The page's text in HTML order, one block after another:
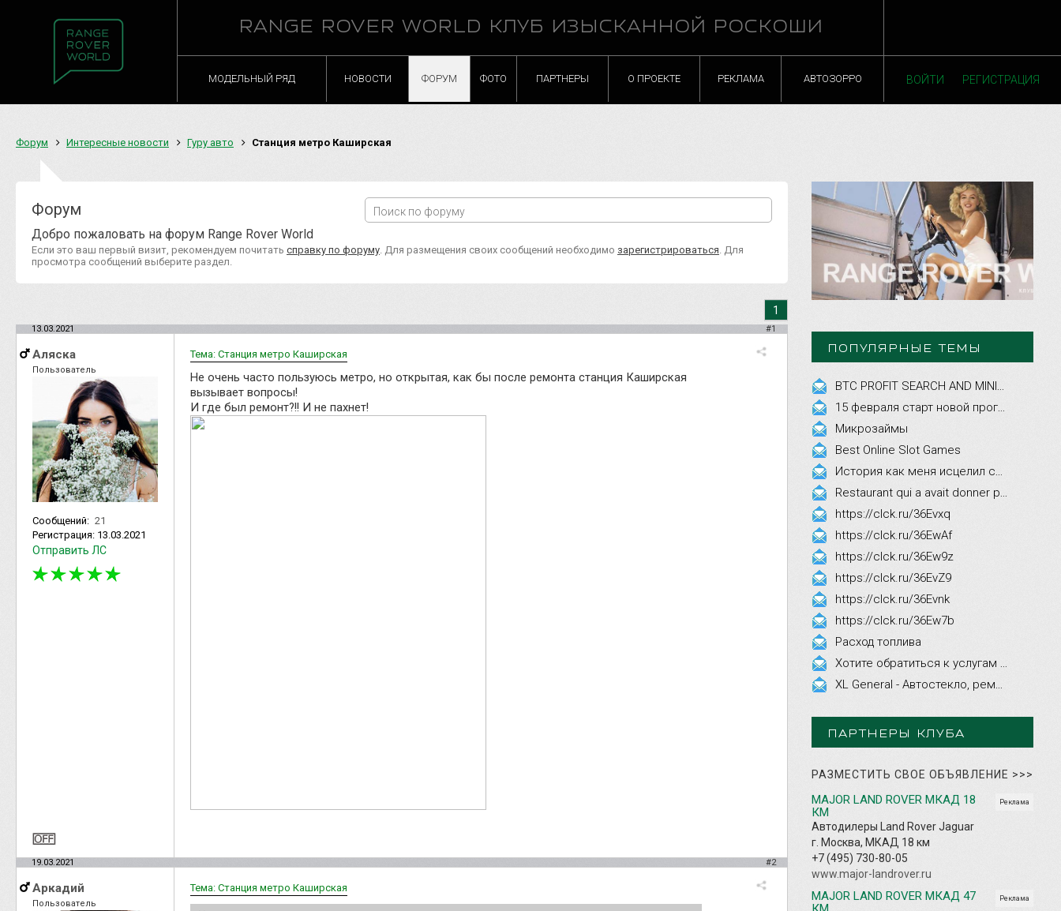
RANGE ROVER WORLD КЛУБ ИЗЫСКАННОЙ РОСКОШИ
МОДЕЛЬНЫЙ РЯД НОВОСТИ ФОРУМ ФОТО ПАРТНЕРЫ О ПРОЕКТЕ РЕКЛАМА АВТОЗОРРО ВОЙТИ РЕГИСТРАЦИЯ
Форум Интересные новости Гуру авто Станция метро Каширская
Форум
Добро пожаловать на форум Range Rover World
Если это ваш первый визит, рекомендуем почитать справку по форуму . Для размещения своих сообщений необходимо зарегистрироваться . Для
просмотра сообщений выберите раздел.
1
13.03.2021 #1
Аляска
Пользователь
Сообщений: 21
Регистрация: 13.03.2021
Отправить ЛС
Тема: Станция метро Каширская
Не очень часто пользуюсь метро, но открытая, как бы после ремонта станция Каширская
вызывает вопросы!
И где был ремонт?!! И не пахнет!
19.03.2021 #2
Аркадий
Пользователь
Тема: Станция метро Каширская
ПОПУЛЯРНЫЕ ТЕМЫ
Микрозаймы
Best Online Slot Games
https://clck.ru/36Evxq
https://clck.ru/36EwAf
https://clck.ru/36Ew9z
https://clck.ru/36EvZ9
https://clck.ru/36Evnk
https://clck.ru/36Ew7b
Расход топлива
ПАРТНЕРЫ КЛУБА
РАЗМЕСТИТЬ СВОЕ ОБЪЯВЛЕНИЕ >>>
Реклама
MAJOR LAND ROVER МКАД 18
КМ
Автодилеры Land Rover Jaguar
г. Москва, МКАД 18 км
+7 (495) 730-80-05
www.major-landrover.ru
Реклама
MAJOR LAND ROVER МКАД 47